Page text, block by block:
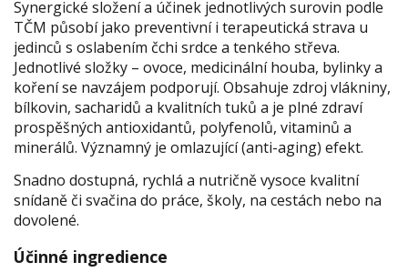
Synergické složení a účinek jednotlivých surovin podle
TČM působí jako preventivní i terapeutická strava u
jedinců s oslabením čchi srdce a tenkého střeva.
Jednotlivé složky – ovoce, medicinální houba, bylinky a
koření se navzájem podporují. Obsahuje zdroj vlákniny,
bílkovin, sacharidů a kvalitních tuků a je plné zdraví
prospěšných antioxidantů, polyfenolů, vitaminů a
minerálů. Významný je omlazující (anti-aging) efekt.
Snadno dostupná, rychlá a nutričně vysoce kvalitní
snídaně či svačina do práce, školy, na cestách nebo na
dovolené.
Účinné ingredience